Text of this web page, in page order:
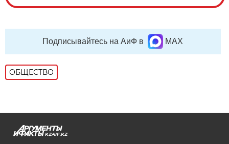
Подписывайтесь на АиФ в MAX
ОБЩЕСТВО
KZAIF.KZ